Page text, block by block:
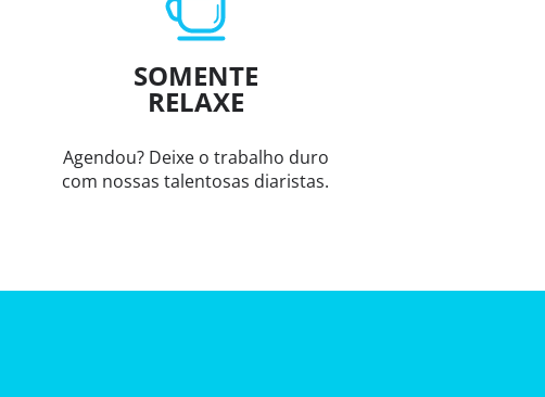
SOMENTE
RELAXE
Agendou? Deixe o trabalho duro
com nossas talentosas diaristas.